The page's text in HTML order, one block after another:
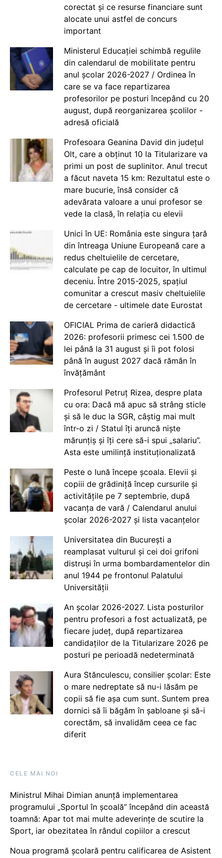
corectat și ce resurse financiare sunt
alocate unui astfel de concurs
important
Ministerul Educației schimbă regulile
din calendarul de mobilitate pentru
anul școlar 2026-2027 / Ordinea în
care se va face repartizarea
profesorilor pe posturi începând cu 20
august, după reorganizarea școlilor -
adresă oficială
Profesoara Geanina David din județul
Olt, care a obținut 10 la Titularizare va
primi un post de suplinitor. Anul trecut
a făcut naveta 15 km: Rezultatul este o
mare bucurie, însă consider că
adevărata valoare a unui profesor se
vede la clasă, în relația cu elevii
Unici în UE: România este singura țară
din întreaga Uniune Europeană care a
redus cheltuielile de cercetare,
calculate pe cap de locuitor, în ultimul
deceniu. Între 2015-2025, spațiul
comunitar a crescut masiv cheltuielile
de cercetare - ultimele date Eurostat
OFICIAL Prima de carieră didactică
2026: profesorii primesc cei 1.500 de
lei până la 31 august și îi pot folosi
până în august 2027 dacă rămân în
învățământ
Profesorul Petruț Rizea, despre plata
cu ora: Dacă mă apuc să strâng sticle
și să le duc la SGR, câștig mai mult
într-o zi / Statul îți aruncă niște
mărunțiș și îți cere să-i spui „salariu”.
Asta este umilință instituționalizată
Peste o lună începe școala. Elevii și
copiii de grădiniță încep cursurile și
activitățile pe 7 septembrie, după
vacanța de vară / Calendarul anului
școlar 2026-2027 și lista vacanțelor
Universitatea din București a
reamplasat vulturul și cei doi grifoni
distruși în urma bombardamentelor din
anul 1944 pe frontonul Palatului
Universității
An școlar 2026-2027. Lista posturilor
pentru profesori a fost actualizată, pe
fiecare județ, după repartizarea
candidaților de la Titularizare 2026 pe
posturi pe perioadă nedeterminată
Aura Stănculescu, consilier școlar: Este
o mare nedreptate să nu-i lăsăm pe
copii să fie așa cum sunt. Suntem prea
dornici să îi băgăm în șabloane și să-i
corectăm, să invalidăm ceea ce fac
diferit
CELE MAI NOI
Ministrul Mihai Dimian anunță implementarea
programului „Sportul în școală” începând din această
toamnă: Apar tot mai multe adeverințe de scutire la
Sport, iar obezitatea în rândul copiilor a crescut
Noua programă școlară pentru calificarea de Asistent